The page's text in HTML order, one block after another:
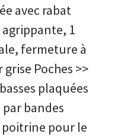
avec rabat
1
fermeture à
Poches >>
plaquées
bandes
pour le